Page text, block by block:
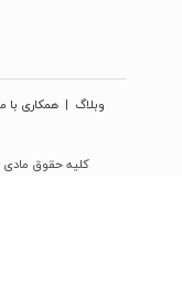
وبلاگ | همکاری با
کلیه حقوق